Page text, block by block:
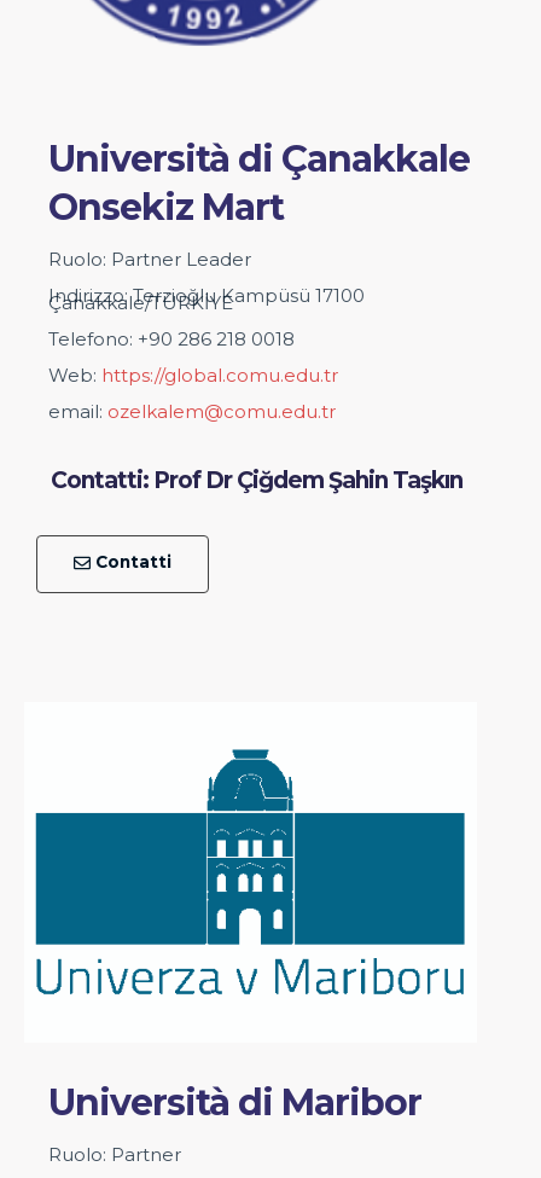
Università di Çanakkale
Onsekiz Mart
Ruolo: Partner Leader
Indirizzo: Terzioğlu Kampüsü 17100
Çanakkale/TÜRKİYE
Telefono: +90 286 218 0018
Web: https://global.comu.edu.tr
email: ozelkalem@comu.edu.tr
Contatti: Prof Dr Çiğdem Şahin Taşkın
Contatti
Università di Maribor
Ruolo: Partner